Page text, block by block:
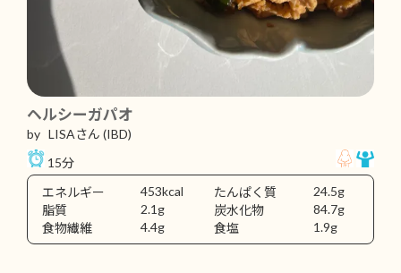
ヘルシーガパオ
by LISAさん (IBD)
15分
エネルギー
453kcal たんぱく質
24.5g
脂質
2.1g 炭水化物
84.7g
食物繊維
4.4g 食塩 1.9g